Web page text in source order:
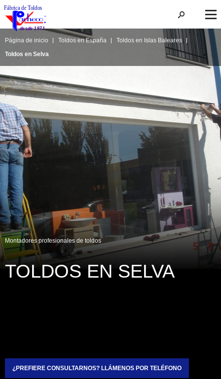
Página de inicio Toldos en España
Toldos en Islas Baleares
Toldos en Selva
Montadores profesionales de toldos
TOLDOS EN SELVA
¿PREFIERE CONSULTARNOS? LLÁMENOS POR TELÉFONO